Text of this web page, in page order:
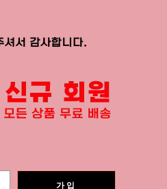
가입